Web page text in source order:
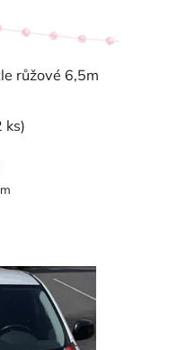
růžové 6,5m
ks)